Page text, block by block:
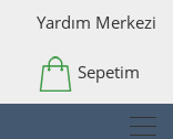
Yardım Merkezi
Sepetim